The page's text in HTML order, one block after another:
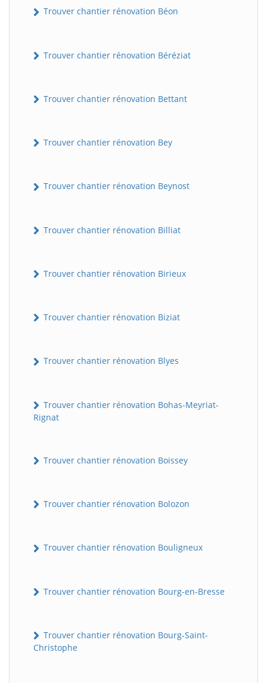
Trouver chantier rénovation Béon
Trouver chantier rénovation Béréziat
Trouver chantier rénovation Bettant
Trouver chantier rénovation Bey
Trouver chantier rénovation Beynost
Trouver chantier rénovation Billiat
Trouver chantier rénovation Birieux
Trouver chantier rénovation Biziat
Trouver chantier rénovation Blyes
Trouver chantier rénovation Bohas-Meyriat-
Rignat
Trouver chantier rénovation Boissey
Trouver chantier rénovation Bolozon
Trouver chantier rénovation Bouligneux
Trouver chantier rénovation Bourg-en-Bresse
Trouver chantier rénovation Bourg-Saint-
Christophe